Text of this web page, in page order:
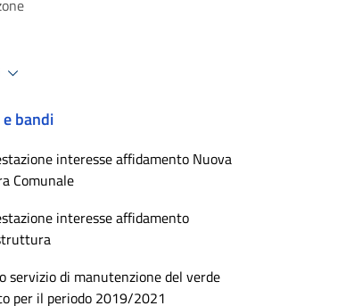
bandi
interesse affidamento Nuova
Comunale
interesse affidamento
servizio di manutenzione del verde
per il periodo 2019/2021